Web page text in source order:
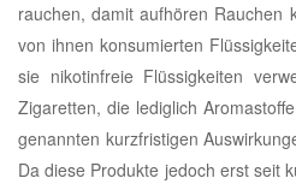
rauchen, damit aufhören Rauchen
von ihnen konsumierten
sie nikotinfreie Flüssigkeiten
Zigaretten, die lediglich
genannten kurzfristigen
Da diese Produkte jedoch erst seit